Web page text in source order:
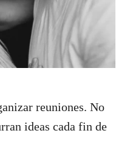
reuniones. No
ideas cada fin de